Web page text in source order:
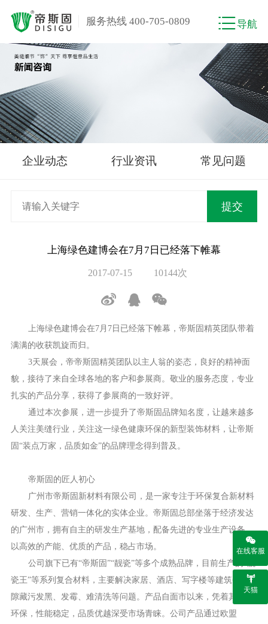
服务热线 400-705-0809 导航
企业动态 行业资讯 常见问题
上海绿色建博会在7月7日已经落下帷幕
2017-07-15 10144次
上海绿色建博会在7月7日已经落下帷幕，帝斯固精英团队带着
满满的收获凯旋而归。
3天展会，帝帝斯固精英团队以主人翁的姿态，良好的精神面
貌，接待了来自全球各地的客户和参展商。敬业的服务态度，专业
扎实的产品分享，获得了参展商的一致好评。
通过本次参展，进一步提升了帝斯固品牌知名度，让越来越多
人关注美缝行业，关注这一绿色健康环保的新型装饰材料，让帝斯
固“装点万家，品质如金”的品牌理念得到普及。
帝斯固的匠人初心
广州市帝斯固新材料有限公司，是一家专注于环保复合新材料
研发、生产、营销一体化的实体企业。帝斯固总部坐落于经济发达
的广州市，拥有自主的研发生产基地，配备先进的专业生产设备，
以高效的产能、优质的产品，稳占市场。
公司旗下已有“帝斯固”“靓瓷”等多个成熟品牌，目前生产的“靓
瓷王”等系列复合材料，主要解决家居、酒店、写字楼等建筑瓷砖缝
隙藏污发黑、发霉、难清洗等问题。产品自面市以来，凭着其安全
环保，性能稳定，品质优越深受市场青睐。公司产品通过欧盟
在线客服
天猫